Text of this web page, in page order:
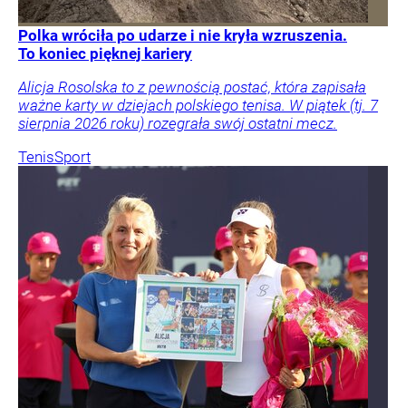
Polka wróciła po udarze i nie kryła wzruszenia.
To koniec pięknej kariery
Alicja Rosolska to z pewnością postać, która zapisała
ważne karty w dziejach polskiego tenisa. W piątek (tj. 7
sierpnia 2026 roku) rozegrała swój ostatni mecz.
TenisSport